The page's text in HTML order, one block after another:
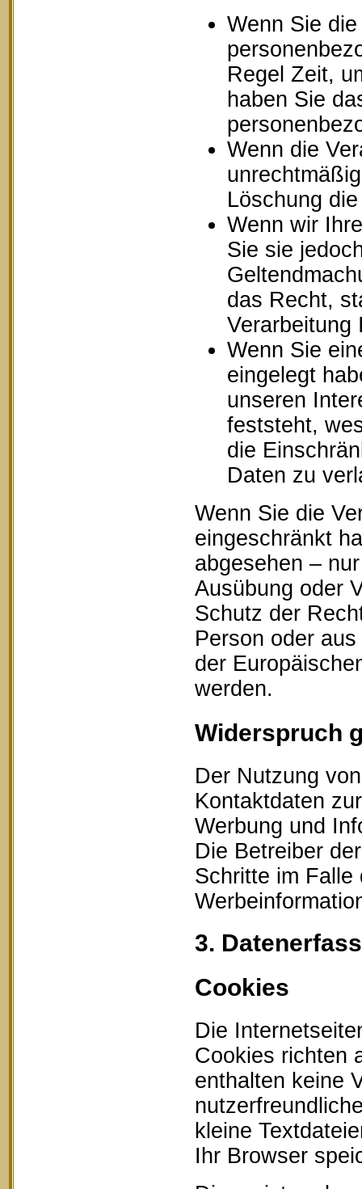
Wenn Sie
Regel Zeit,
haben Sie
Wenn die
Löschung
Wenn wir
Sie sie
das Recht,
Verarbeitung
Wenn Sie
eingelegt
unseren
feststeht,
die
Daten zu
Wenn Sie die
eingeschränkt
abgesehen –
Ausübung oder
Schutz der
Person oder
der
werden.
Widerspruch
Der Nutzung
Kontaktdaten
Werbung und
Die Betreiber
Schritte im Falle
3.
Cookies
Die
Cookies richten
enthalten keine
kleine
Ihr Browser